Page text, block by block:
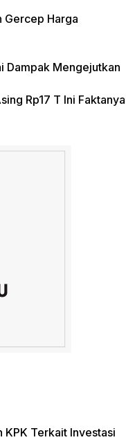
Gercep Harga
Dampak Mengejutkan
Rp17 T Ini Faktanya
KPK Terkait Investasi